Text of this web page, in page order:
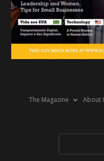
The Magazine About